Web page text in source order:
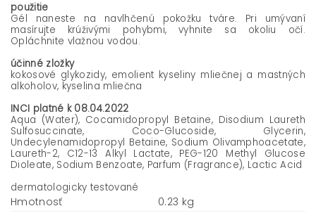
použitie
Gél naneste na navlhčenú pokožku tváre. Pri umývaní
masírujte krúživými pohybmi, vyhnite sa okoliu očí.
Opláchnite vlažnou vodou.
účinné zložky
kokosové glykozidy, emolient kyseliny mliečnej a mastných
alkoholov, kyselina mliečna
INCI platné k 08.04.2022
Aqua (Water), Cocamidopropyl Betaine, Disodium Laureth
Sulfosuccinate, Coco-Glucoside, Glycerin,
Undecylenamidopropyl Betaine, Sodium Olivamphoacetate,
Laureth-2, C12-13 Alkyl Lactate, PEG-120 Methyl Glucose
Dioleate, Sodium Benzoate, Parfum (Fragrance), Lactic Acid
dermatologicky testované
Hmotnosť
0.23 kg